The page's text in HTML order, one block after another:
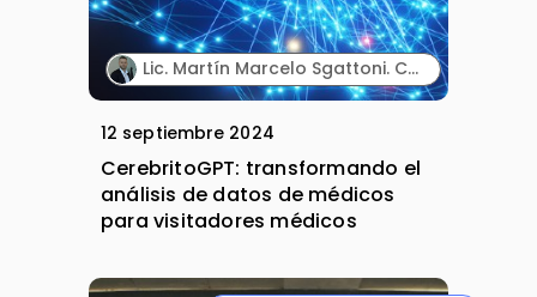
Lic. Martín Marcelo Sgattoni. CEO. idealsur.com
12 septiembre 2024
CerebritoGPT: transformando el
análisis de datos de médicos
para visitadores médicos